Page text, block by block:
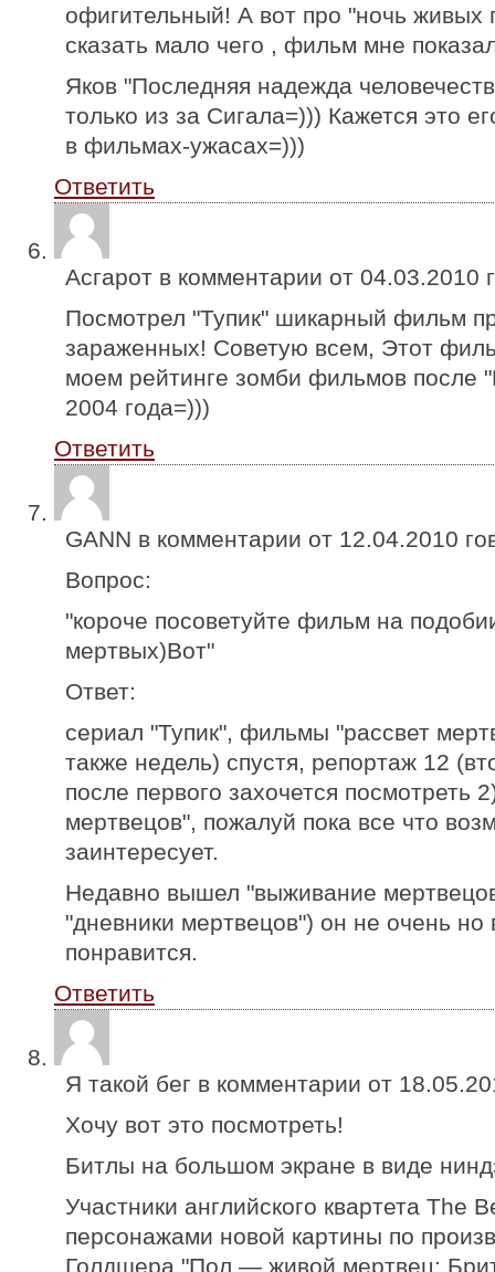
офигительный! А вот про "ночь живых
сказать мало чего , фильм мне
Яков "Последняя надежда
только из за Сигала=))) Кажется это
в фильмах-ужасах=)))
Ответить
Асгарот в комментарии от 04.03.2010
Посмотрел "Тупик" шикарный фильм
зараженных! Советую всем, Этот
моем рейтинге зомби фильмов после
2004 года=)))
Ответить
GANN в комментарии от 12.04.2010
Вопрос:
"короче посоветуйте фильм на
мертвых)Вот"
Ответ:
сериал "Тупик", фильмы "рассвет
также недель) спустя, репортаж 12
после первого захочется посмотреть
мертвецов", пожалуй пока все что
заинтересует.
Недавно вышел "выживание
"дневники мертвецов") он не очень но
понравится.
Ответить
Я такой бег в комментарии от
Хочу вот это посмотреть!
Битлы на большом экране в виде
Участники английского квартета The
персонажами новой картины по
Голдшера "Пол — живой мертвец: